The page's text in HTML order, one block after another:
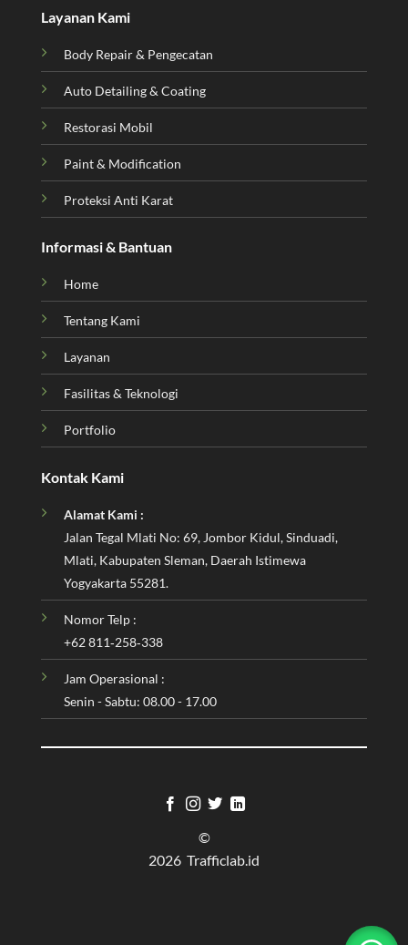
Layanan Kami
Body Repair & Pengecatan
Auto Detailing & Coating
Restorasi Mobil
Paint & Modification
Proteksi Anti Karat
Informasi & Bantuan
Home
Tentang Kami
Layanan
Fasilitas & Teknologi
Portfolio
Kontak Kami
Alamat Kami :
Jalan Tegal Mlati No: 69, Jombor Kidul, Sinduadi,
Mlati, Kabupaten Sleman, Daerah Istimewa
Yogyakarta 55281.
Nomor Telp :
‪+62 811‑258‑338‬
Jam Operasional :
Senin - Sabtu: 08.00 - 17.00
©
2026 Trafficlab.id